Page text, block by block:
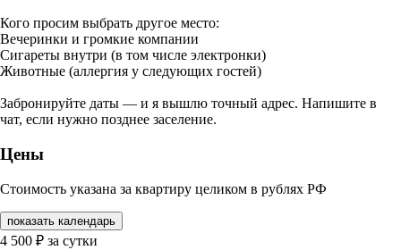
Кого просим выбрать другое место:
Вечеринки и громкие компании
Сигареты внутри (в том числе электронки)
Животные (аллергия у следующих гостей)
Забронируйте даты — и я вышлю точный адрес. Напишите в
чат, если нужно позднее заселение.
Цены
Стоимость указана за квартиру целиком в рублях РФ
показать календарь
4 500 ₽ за сутки